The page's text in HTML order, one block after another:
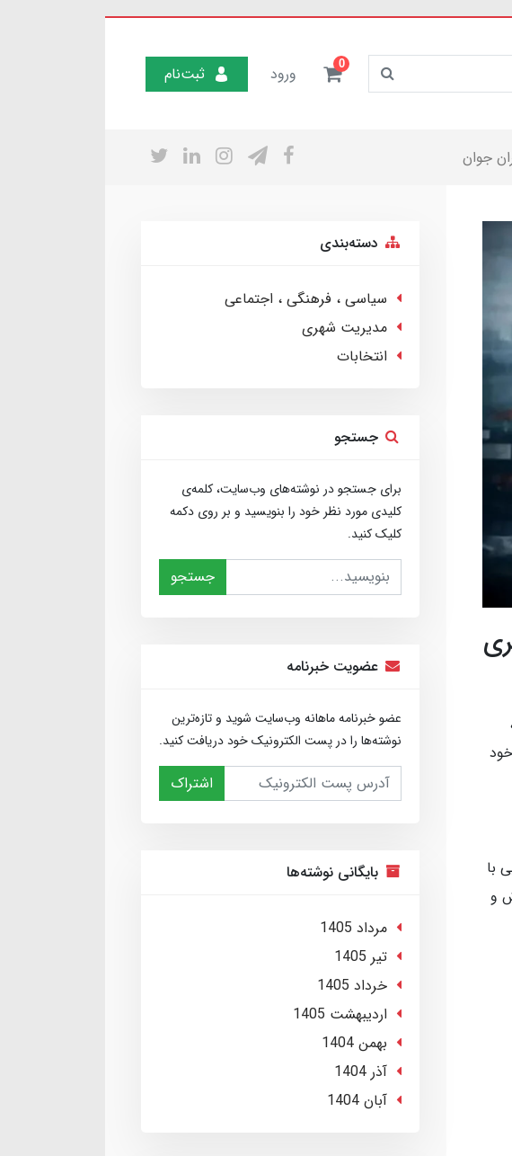
0 ورود ثبت‌نام
جوان
با
و
دسته‌بندی
سیاسی ، فرهنگی ، اجتماعی
مدیریت شهری
انتخابات
جستجو
برای جستجو در نوشته‌های وب‌سایت، کلمه‌ی
کلیدی مورد نظر خود را بنویسید و بر روی دکمه
کلیک کنید.
جستجو
عضویت خبرنامه
عضو خبرنامه ماهانه وب‌سایت شوید و تازه‌ترین
نوشته‌ها را در پست الکترونیک خود دریافت کنید.
اشتراک
بایگانی نوشته‌ها
مرداد 1405
تير 1405
خرداد 1405
ارديبهشت 1405
بهمن 1404
آذر 1404
آبان 1404